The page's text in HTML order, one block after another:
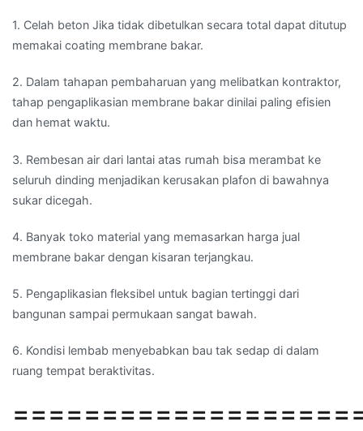
1. Celah beton Jika tidak dibetulkan secara total dapat ditutup
memakai coating membrane bakar.
2. Dalam tahapan pembaharuan yang melibatkan kontraktor,
tahap pengaplikasian membrane bakar dinilai paling efisien
dan hemat waktu.
3. Rembesan air dari lantai atas rumah bisa merambat ke
seluruh dinding menjadikan kerusakan plafon di bawahnya
sukar dicegah.
4. Banyak toko material yang memasarkan harga jual
membrane bakar dengan kisaran terjangkau.
5. Pengaplikasian fleksibel untuk bagian tertinggi dari
bangunan sampai permukaan sangat bawah.
6. Kondisi lembab menyebabkan bau tak sedap di dalam
ruang tempat beraktivitas.